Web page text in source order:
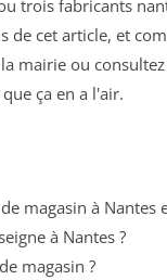
trois fabricants
cet article, et
mairie ou
ça en a l'air.
magasin à Nantes
à Nantes ?
magasin ?